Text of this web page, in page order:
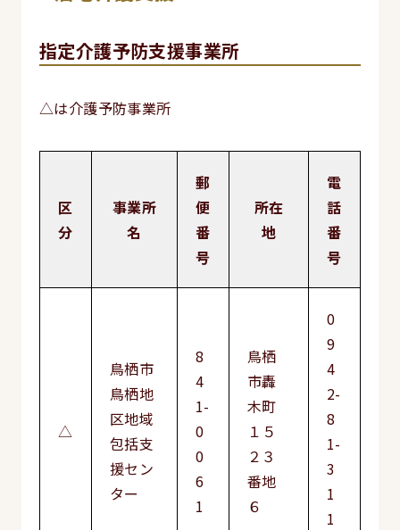
指定介護予防支援事業所
△は介護予防事業所
区
分
事業所
名
郵
便
番
号
所在
地
電
話
番
号
△
鳥栖市
鳥栖地
区地域
包括支
援セン
ター
8
4
1-
0
0
6
1
鳥栖
市轟
木町
１５
２３
番地
６
0
9
4
2-
8
1-
3
1
1